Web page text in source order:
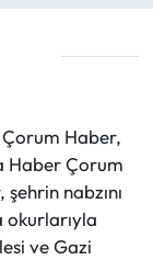
Haber,
Haber Çorum
nabzını
okurlarıyla
ve Gazi